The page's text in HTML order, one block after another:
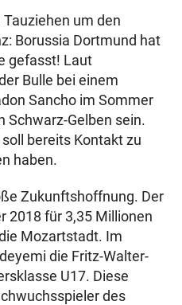
um den
Borussia Dortmund hat
gefasst! Laut
Bulle bei einem
Sancho im Sommer
Schwarz-Gelben sein.
bereits Kontakt zu
haben.
Zukunftshoffnung. Der
2018 für 3,35 Millionen
Mozartstadt. Im
die Fritz-Walter-
U17. Diese
des